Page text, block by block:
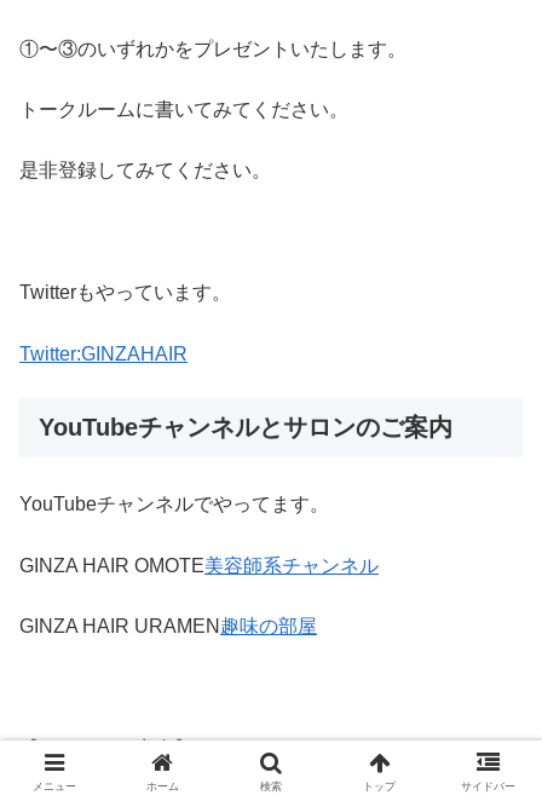
①〜③のいずれかをプレゼントいたします。
トークルームに書いてみてください。
是非登録してみてください。
Twitterもやっています。
Twitter:GINZAHAIR
YouTubeチャンネルとサロンのご案内
YouTubeチャンネルでやってます。
GINZA HAIR OMOTE美容師系チャンネル
GINZA HAIR URAMEN 趣味の部屋
メニュー ホーム 検索 トップ サイドバー